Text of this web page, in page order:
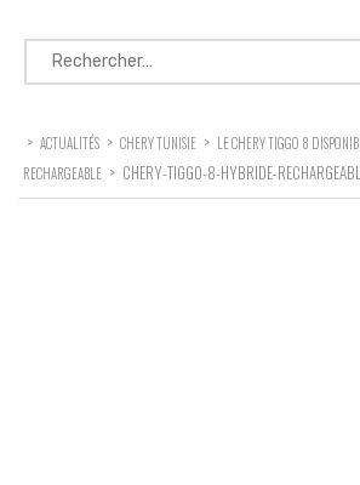
Rechercher :
> ACTUALITÉS > CHERY TUNISIE > LE CHERY TIGGO 8
RECHARGEABLE > CHERY-TIGGO-8-HYBRIDE-